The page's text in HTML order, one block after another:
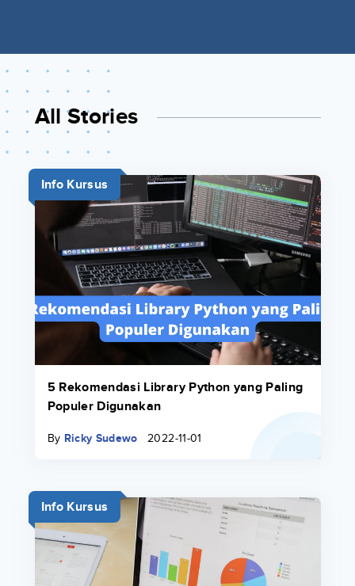
All Stories
Info Kursus
5 Rekomendasi Library Python yang Paling
Populer Digunakan
By Ricky Sudewo 2022-11-01
Info Kursus